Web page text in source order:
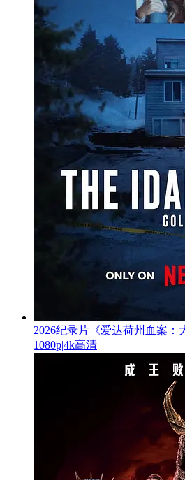
2026纪录片《爱达荷州血案：
1080p|4k高清